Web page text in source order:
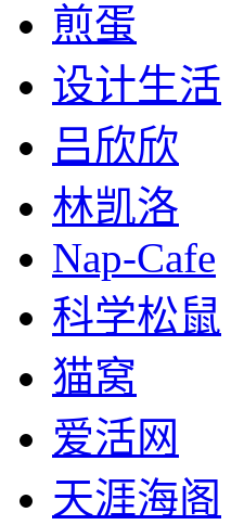
煎蛋
设计生活
吕欣欣
林凯洛
Nap-Cafe
科学松鼠
猫窝
爱活网
天涯海阁